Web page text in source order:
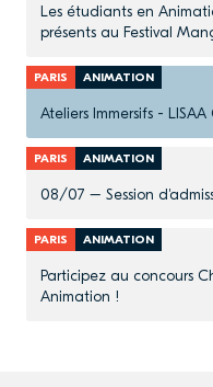
Les étudiants en
présents au Festival
PARIS ANIMATION
Ateliers Immersifs -
PARIS ANIMATION
08/07 – Session
PARIS ANIMATION
Participez au concours
Animation !